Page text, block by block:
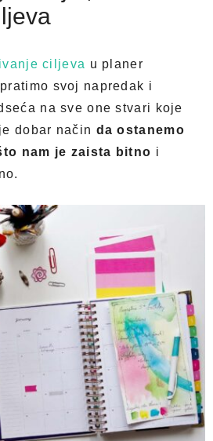
ciljeva u planer
svoj napredak i
na sve one stvari koje
dobar način da ostanemo
nam je zaista bitno i